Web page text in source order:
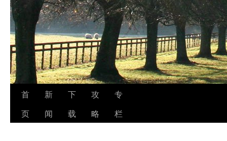
首
页
新
闻
下
载
攻
略
专
栏